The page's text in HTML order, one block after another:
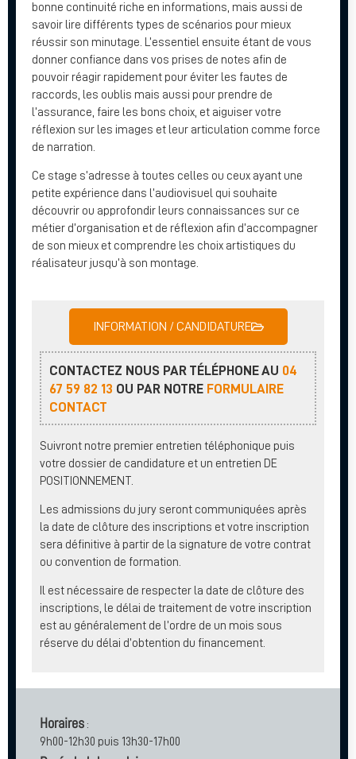
bonne continuité riche en informations, mais aussi de
savoir lire différents types de scénarios pour mieux
réussir son minutage. L’essentiel ensuite étant de vous
donner confiance dans vos prises de notes afin de
pouvoir réagir rapidement pour éviter les fautes de
raccords, les oublis mais aussi pour prendre de
l’assurance, faire les bons choix, et aiguiser votre
réflexion sur les images et leur articulation comme force
de narration.
Ce stage s’adresse à toutes celles ou ceux ayant une
petite expérience dans l’audiovisuel qui souhaite
découvrir ou approfondir leurs connaissances sur ce
métier d’organisation et de réflexion afin d’accompagner
de son mieux et comprendre les choix artistiques du
réalisateur jusqu’à son montage.
INFORMATION / CANDIDATURE
CONTACTEZ NOUS PAR TÉLÉPHONE AU 04
67 59 82 13 OU PAR NOTRE FORMULAIRE
CONTACT
Suivront notre premier entretien téléphonique puis
votre dossier de candidature et un entretien DE
POSITIONNEMENT.
Les admissions du jury seront communiquées après
la date de clôture des inscriptions et votre inscription
sera définitive à partir de la signature de votre contrat
ou convention de formation.
Il est nécessaire de respecter la date de clôture des
inscriptions, le délai de traitement de votre inscription
est au généralement de l’ordre de un mois sous
réserve du délai d’obtention du financement.
Horaires :
9h00-12h30 puis 13h30-17h00